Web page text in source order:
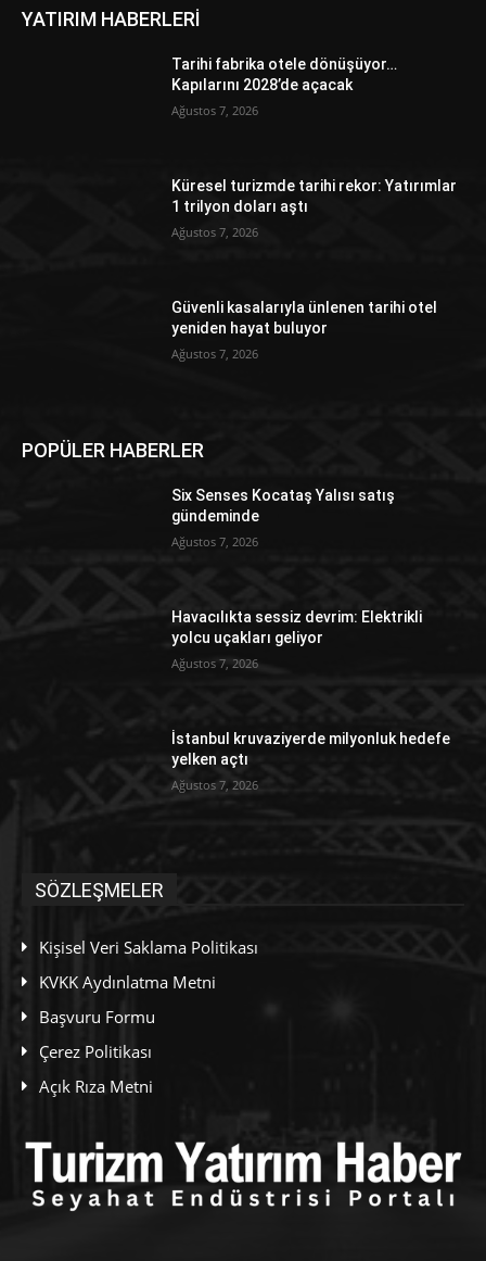
YATIRIM HABERLERİ
Tarihi fabrika otele dönüşüyor…
Kapılarını 2028’de açacak
Ağustos 7, 2026
Küresel turizmde tarihi rekor: Yatırımlar
1 trilyon doları aştı
Ağustos 7, 2026
Güvenli kasalarıyla ünlenen tarihi otel
yeniden hayat buluyor
Ağustos 7, 2026
POPÜLER HABERLER
Six Senses Kocataş Yalısı satış
gündeminde
Ağustos 7, 2026
Havacılıkta sessiz devrim: Elektrikli
yolcu uçakları geliyor
Ağustos 7, 2026
İstanbul kruvaziyerde milyonluk hedefe
yelken açtı
Ağustos 7, 2026
SÖZLEŞMELER
Kişisel Veri Saklama Politikası
KVKK Aydınlatma Metni
Başvuru Formu
Çerez Politikası
Açık Rıza Metni